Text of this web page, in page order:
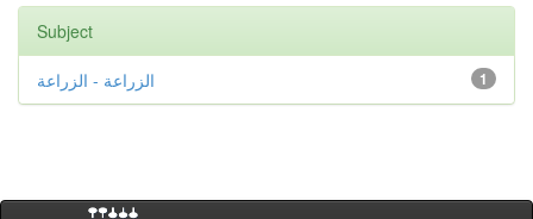
Subject
1 الزراعة - الزراعة